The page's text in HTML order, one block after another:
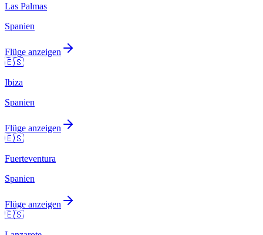
Las Palmas
Spanien
Flüge anzeigen
🇪🇸
Ibiza
Spanien
Flüge anzeigen
🇪🇸
Fuerteventura
Spanien
Flüge anzeigen
🇪🇸